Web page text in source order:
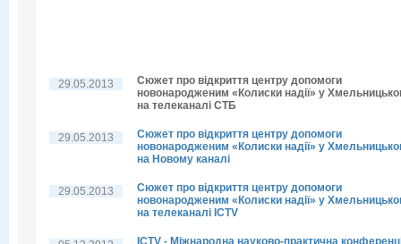
29.05.2013
Сюжет про відкриття центру допомоги
новонародженим «Колиски надії» у
на телеканалі СТБ
29.05.2013
Сюжет про відкриття центру допомоги
новонародженим «Колиски надії» у
на Новому каналі
29.05.2013
Сюжет про відкриття центру допомоги
новонародженим «Колиски надії» у
на телеканалі ICTV
ICTV - Міжнародна науково-практична